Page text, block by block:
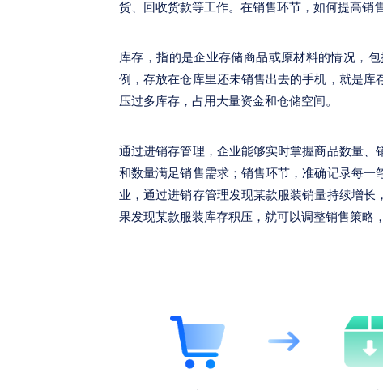
货、回收货款等工作。在销售环节，如何提高销
库存，指的是企业存储商品或原材料的情况，
例，存放在仓库里还未销售出去的手机，就是
压过多库存，占用大量资金和仓储空间。
通过进销存管理，企业能够实时掌握商品数量
和数量满足销售需求；销售环节，准确记录每
业，通过进销存管理发现某款服装销量持续增
果发现某款服装库存积压，就可以调整销售策略